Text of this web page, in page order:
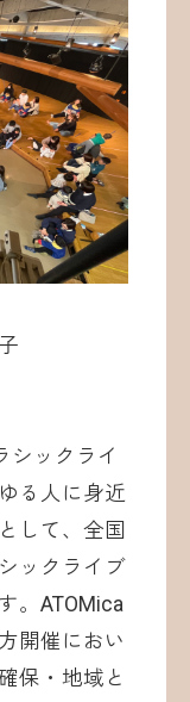
ックライ
る人に身近
して、全国
ックライブ
。ATOMica
開催におい
保・地域と